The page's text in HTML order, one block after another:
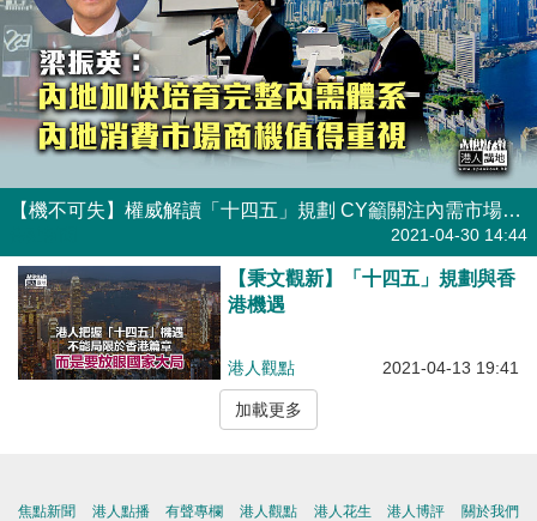
【機不可失】權威解讀「十四五」規劃 CY籲關注內需市場商機 「對接」是關鍵詞
2021-04-30 14:44
【秉文觀新】「十四五」規劃與香
港機遇
港人觀點 2021-04-13 19:41
加載更多
焦點新聞 港人點播
有聲專欄
港人觀點
港人花生
港人博評
關於我們